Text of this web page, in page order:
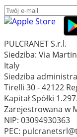
PULCRANET S.r.l.
Siedziba: Via
Italy
Siedziba
Tirelli 30 - 42122
Kapitał Spółki
Zarejestrowana w
NIP: 03094930363
PEC: